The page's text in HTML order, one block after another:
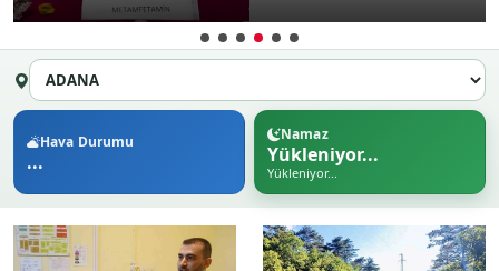
Hava Durumu
...
Namaz
Yükleniyor...
Yükleniyor...